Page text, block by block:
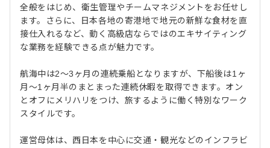
全般をはじめ、衛生管理やチームマネジメントをお任せし
ます。さらに、日本各地の寄港地で地元の新鮮な食材を直
接仕入れるなど、動く高級店ならではのエキサイティング
な業務を経験できる点が魅力です。
航海中は2～3ヶ月の連続乗船となりますが、下船後は1ヶ
月～1ヶ月半のまとまった連続休暇を取得できます。オン
とオフにメリハリをつけ、旅するように働く特別なワーク
スタイルです。
運営母体は、西日本を中心に交通・観光などのインフラビ